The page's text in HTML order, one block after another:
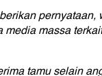
pernyataan,
massa
tamu selain